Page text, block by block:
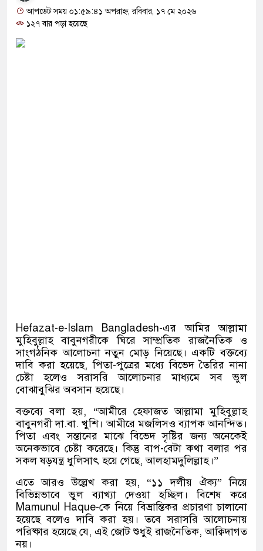
জোরদারে তুরস্ক, সৌদি ও পাকিস্তানের মধ্যে
আপডেট সময় ০১:৫৯:৪১ অপরাহ্ন, রবিবার, ১৭ মে ২০২৬
১২৭ বার পড়া হয়েছে
Hefazat-e-Islam Bangladesh-এর আমির আল্লামা
মুহিবুল্লাহ বাবুনগরীকে ঘিরে সাম্প্রতিক রাজনৈতিক ও
সাংগঠনিক আলোচনা নতুন মোড় নিয়েছে। একটি বক্তব্যে
দাবি করা হয়েছে, পিতা-পুত্রের মধ্যে বিভেদ তৈরির নানা
চেষ্টা হলেও সরাসরি আলোচনার মাধ্যমে সব ভুল
বোঝাবুঝির অবসান হয়েছে।
বক্তব্যে বলা হয়, “আমীরে হেফাজত আল্লামা মুহিবুল্লাহ
বাবুনগরী দা.বা. খুশি। আমীরে মজলিসও ব্যাপক আনন্দিত।
পিতা এবং সন্তানের মাঝে বিভেদ সৃষ্টির জন্য অনেকেই
অনেকভাবে চেষ্টা করেছে। কিন্তু বাপ-বেটা কথা বলার পর
সকল ষড়যন্ত্র ধুলিসাৎ হয়ে গেছে, আলহামদুলিল্লাহ।”
এতে আরও উল্লেখ করা হয়, “১১ দলীয় ঐক্য” নিয়ে
বিভিন্নভাবে ভুল ব্যাখ্যা দেওয়া হচ্ছিল। বিশেষ করে
Mamunul Haque-কে নিয়ে বিভ্রান্তিকর প্রচারণা চালানো
হয়েছে বলেও দাবি করা হয়। তবে সরাসরি আলোচনায়
পরিষ্কার হয়েছে যে, এই জোট শুধুই রাজনৈতিক, আক্বিদাগত
নয়।